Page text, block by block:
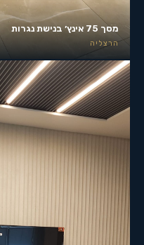
מסך 75 אינץ׳ בנישת נגרות
הרצליה